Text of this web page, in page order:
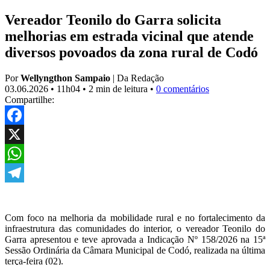
Vereador Teonilo do Garra solicita
melhorias em estrada vicinal que atende
diversos povoados da zona rural de Codó
PorWellyngthon Sampaio | Da Redação
03.06.2026 • 11h04 • 2 min de leitura • 0 comentários
Compartilhe:
Facebook
X
WhatsApp
Com foco na melhoria da mobilidade rural e no fortalecimento da
infraestrutura das comunidades do interior, o vereador Teonilo do
Garra apresentou e teve aprovada a Indicação Nº 158/2026 na 15ª
Sessão Ordinária da Câmara Municipal de Codó, realizada na última
terça-feira (02).